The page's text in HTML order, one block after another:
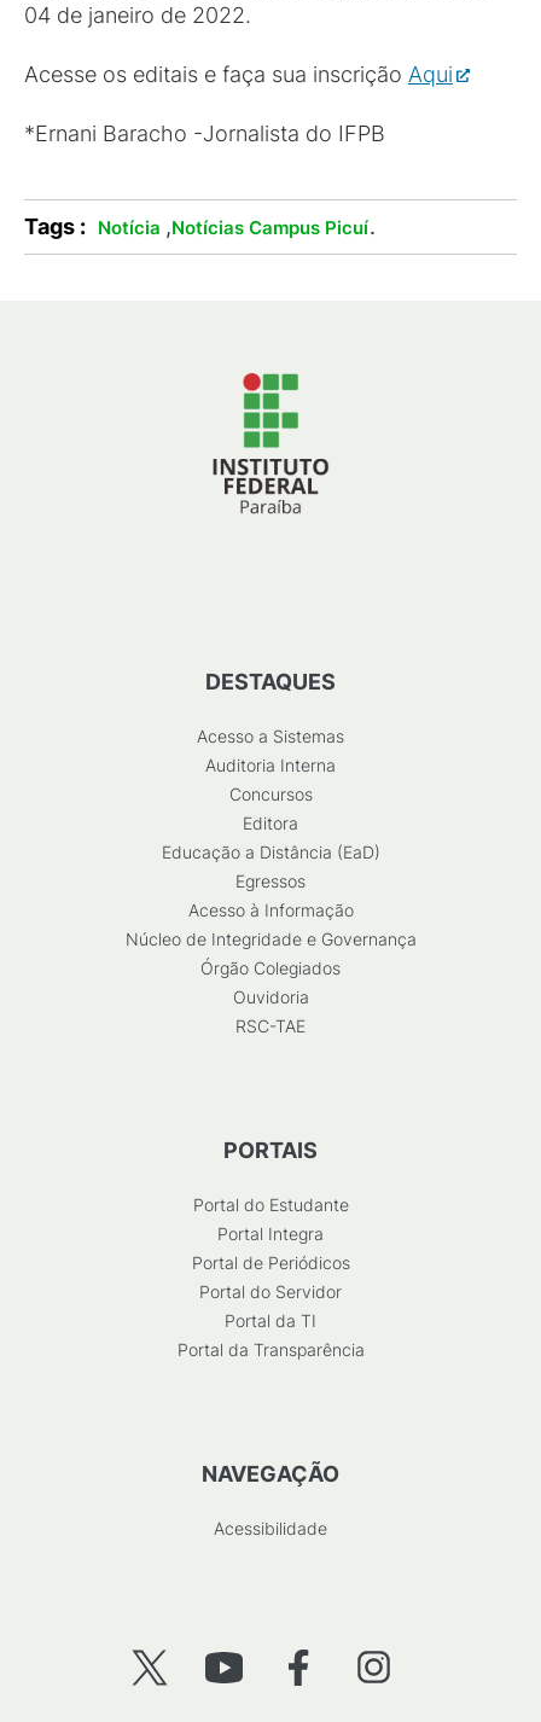
04 de janeiro de 2022.
Acesse os editais e faça sua inscrição Aqui
*Ernani Baracho -Jornalista do IFPB
Tags : Notícia ,Notícias Campus Picuí.
DESTAQUES
Acesso a Sistemas
Auditoria Interna
Concursos
Editora
Educação a Distância (EaD)
Egressos
Acesso à Informação
Núcleo de Integridade e Governança
Órgão Colegiados
Ouvidoria
RSC-TAE
PORTAIS
Portal do Estudante
Portal Integra
Portal de Periódicos
Portal do Servidor
Portal da TI
Portal da Transparência
NAVEGAÇÃO
Acessibilidade